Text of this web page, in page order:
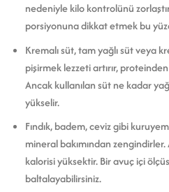
nedeniyle kilo kontrolünü
porsiyonuna dikkat etmek bu
Kremalı süt, tam yağlı süt veya
pişirmek lezzeti artırır,
Ancak kullanılan süt ne kadar
yükselir.
Fındık, badem, ceviz gibi
mineral bakımından
kalorisi yüksektir. Bir avuç içi
baltalayabilirsiniz.